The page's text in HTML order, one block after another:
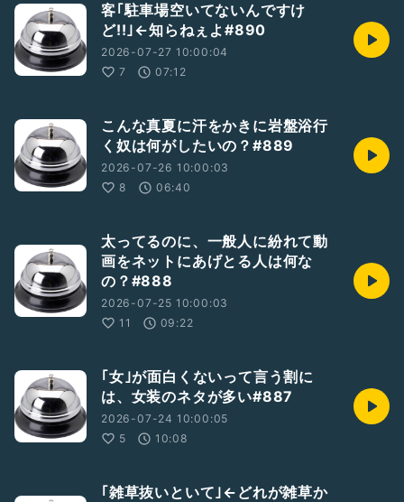
客｢駐車場空いてないんですけ
ど!!｣←知らねぇよ#890
2026-07-27 10:00:04
7
07:12
こんな真夏に汗をかきに岩盤浴行
く奴は何がしたいの？#889
2026-07-26 10:00:03
8
06:40
太ってるのに、一般人に紛れて動
画をネットにあげとる人は何な
の？#888
2026-07-25 10:00:03
11
09:22
｢女｣が面白くないって言う割に
は、女装のネタが多い#887
2026-07-24 10:00:05
5
10:08
｢雑草抜いといて｣←どれが雑草か